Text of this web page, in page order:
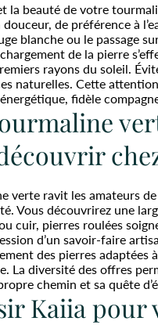
la beauté de votre
de préférence à
blanche ou le passage
de la pierre
rayons du soleil.
naturelles. Cette
fidèle
verte ravit les amateurs
Vous découvrirez une
cuir, pierres roulées
d’un savoir-faire
des pierres
La diversité des offres
chemin et sa quête
Kaiia pour